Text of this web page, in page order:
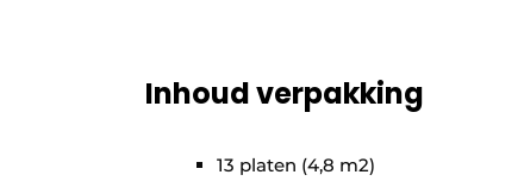
Inhoud verpakking
13 platen (4,8 m2)